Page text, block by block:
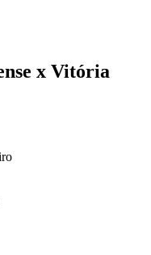
x Vitória